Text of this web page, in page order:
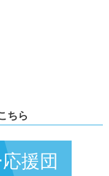
ちら
援団